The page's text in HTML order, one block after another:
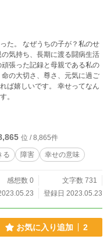
た。 なぜうちの子が？私のせ
気持ち、長期に渡る闘病生活
ば嬉しいです。 幸せってなん
。
位 / 8,865件
る 障害 幸せの意味
感想数 0
文字数 731
登録日 2023.05.23
お気に入り追加 2